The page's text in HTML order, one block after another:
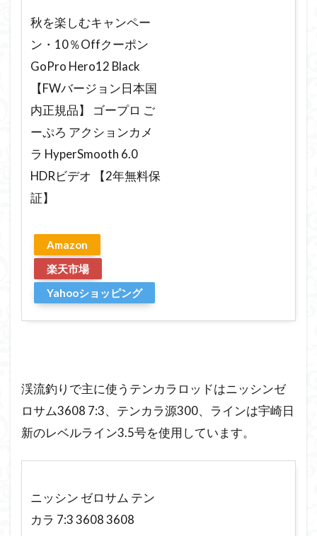
秋を楽しむキャンペー
ン・10％Offクーポン
GoPro Hero12 Black
【FWバージョン日本国
内正規品】 ゴープロ ご
ーぷろ アクションカメ
ラ HyperSmooth 6.0
HDRビデオ 【2年無料保
証】
Amazon
楽天市場
Yahooショッピング
渓流釣りで主に使うテンカラロッドはニッシンゼ
ロサム3608 7:3、テンカラ源300、ラインは宇崎日
新のレベルライン3.5号を使用しています。
ニッシン ゼロサム テン
カラ 7:3 3608 3608